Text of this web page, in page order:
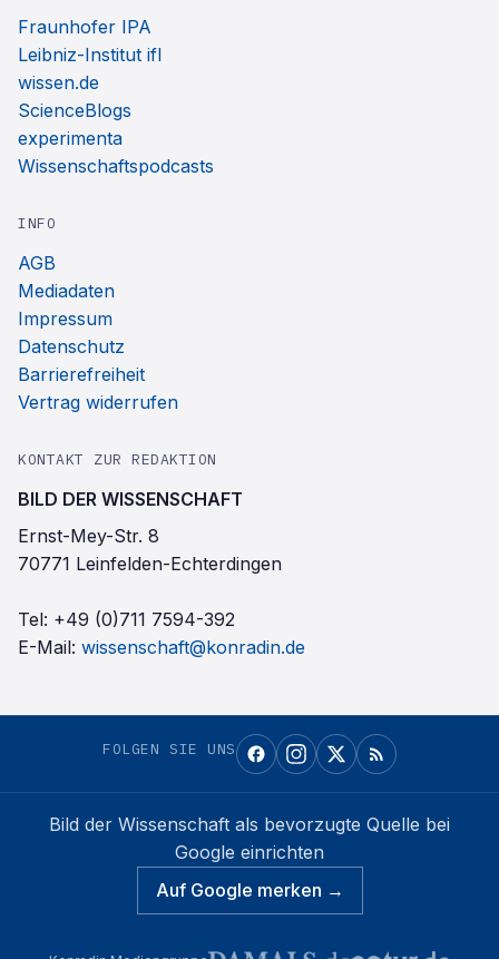
Fraunhofer IPA
Leibniz-Institut ifl
wissen.de
ScienceBlogs
experimenta
Wissenschaftspodcasts
INFO
AGB
Mediadaten
Impressum
Datenschutz
Barrierefreiheit
Vertrag widerrufen
KONTAKT ZUR REDAKTION
BILD DER WISSENSCHAFT
Ernst-Mey-Str. 8
70771 Leinfelden-Echterdingen
Tel: +49 (0)711 7594-392
E-Mail: wissenschaft@konradin.de
FOLGEN SIE UNS
Bild der Wissenschaft als bevorzugte Quelle bei
Google einrichten
Auf Google merken →